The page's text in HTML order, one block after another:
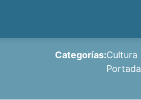
Categorías:Cultura
Portada